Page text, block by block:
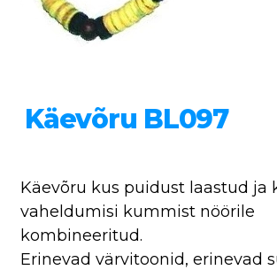
Käevõru BL097
Käevõru kus puidust laastud ja
vaheldumisi kummist nöörile
kombineeritud.
Erinevad värvitoonid, erinevad